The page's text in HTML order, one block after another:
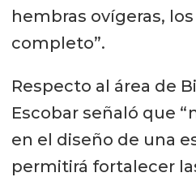
hembras ovígeras,
completo”.
Respecto al área de
Escobar señaló que
en el diseño de una
permitirá fortalecer